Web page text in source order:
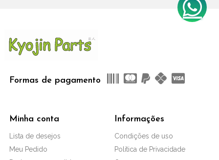
Formas de pagamento
Minha conta
Lista de desejos
Meu Pedido
Informações
Condições de uso
Politica de Privacidade